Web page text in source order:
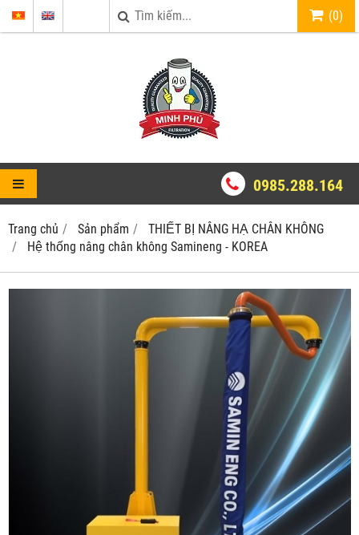
(0)
0985.288.164
Trang chủ Sản phẩm
THIẾT BỊ NÂNG HẠ CHÂN KHÔNG
Hệ thống nâng chân không Samineng - KOREA